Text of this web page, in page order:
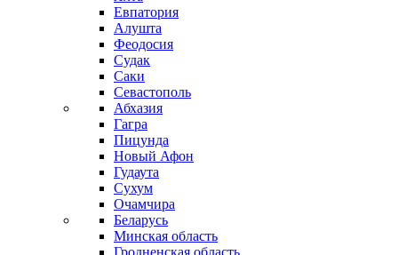
Евпатория
Алушта
Феодосия
Судак
Саки
Севастополь
Абхазия
Гагра
Пицунда
Новый Афон
Гудаута
Сухум
Очамчира
Беларусь
Минская область
Гродненская область